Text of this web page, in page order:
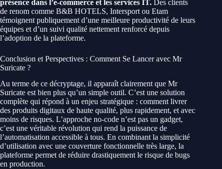
présence dans l’e-commerce et les services IT. Des clients
de renom comme B&B HOTELS, Intersport ou Etam
témoignent publiquement d’une meilleure productivité de leurs
équipes et d’un suivi qualité nettement renforcé depuis
l’adoption de la plateforme.
Conclusion et Perspectives : Comment Se Lancer avec Mr
Suricate ?
Au terme de ce décryptage, il apparaît clairement que Mr
Suricate est bien plus qu’un simple outil. C’est une solution
complète qui répond à un enjeu stratégique : comment livrer
des produits digitaux de haute qualité, plus rapidement, et avec
moins de risques. L’approche no-code n’est pas un gadget,
c’est une véritable révolution qui rend la puissance de
l’automatisation accessible à tous. En combinant la simplicité
d’utilisation avec une couverture fonctionnelle très large, la
plateforme permet de réduire drastiquement le risque de bugs
en production.